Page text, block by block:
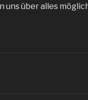
uns über alles